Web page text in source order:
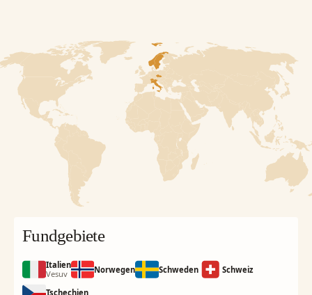
Fundgebiete
Italien
Vesuv
Norwegen Schweden Schweiz
Tschechien